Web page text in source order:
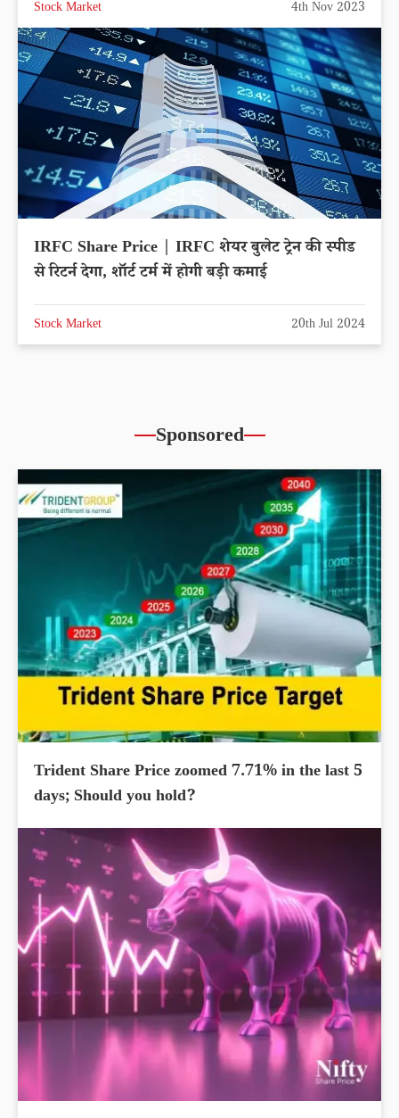
Stock Market 4th Nov 2023
IRFC Share Price | IRFC शेयर बुलेट ट्रेन की स्पीड
से रिटर्न देगा, शॉर्ट टर्म में होगी बड़ी कमाई
Stock Market 20th Jul 2024
Sponsored
Trident Share Price zoomed 7.71% in the last 5
days; Should you hold?